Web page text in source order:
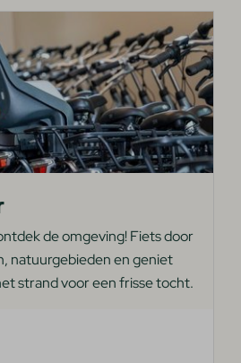
de omgeving! Fiets door
natuurgebieden en geniet
strand voor een frisse tocht.